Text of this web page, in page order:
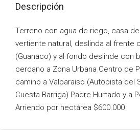
Descripción
Terreno con agua de riego, casa
vertiente natural, deslinda al frente
(Guanaco) y al fondo deslinde con
cercano a Zona Urbana Centro de
camino a Valparaiso (Autopista del
Cuesta Barriga) Padre Hurtado y a
Arriendo por hectárea $600.000